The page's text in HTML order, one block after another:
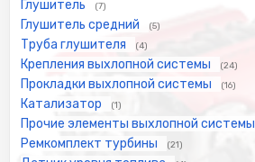
Глушитель (7)
Глушитель средний (5)
Труба глушителя (4)
Крепления выхлопной системы (24)
Прокладки выхлопной системы (16)
Катализатор (1)
Прочие элементы выхлопной системы
Ремкомплект турбины (21)